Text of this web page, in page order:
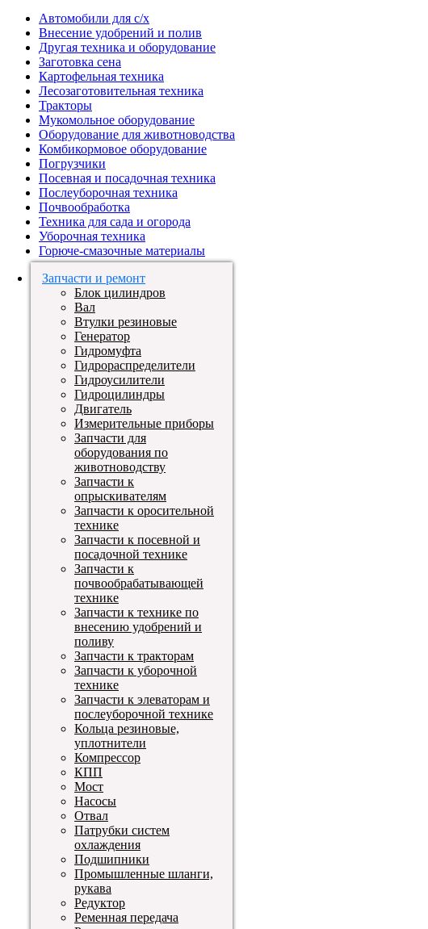
Автомобили для с/х
Внесение удобрений и полив
Другая техника и оборудование
Заготовка сена
Картофельная техника
Лесозаготовительная техника
Тракторы
Мукомольное оборудование
Оборудование для животноводства
Комбикормовое оборудование
Погрузчики
Посевная и посадочная техника
Послеуборочная техника
Почвообработка
Техника для сада и огорода
Уборочная техника
Горюче-смазочные материалы
Запчасти и ремонт
Блок цилиндров
Вал
Втулки резиновые
Генератор
Гидромуфта
Гидрораспределители
Гидроусилители
Гидроцилиндры
Двигатель
Измерительные приборы
Запчасти для
оборудования по
животноводству
Запчасти к
опрыскивателям
Запчасти к оросительной
технике
Запчасти к посевной и
посадочной технике
Запчасти к
почвообрабатывающей
технике
Запчасти к технике по
внесению удобрений и
поливу
Запчасти к тракторам
Запчасти к уборочной
технике
Запчасти к элеваторам и
послеуборочной технике
Кольца резиновые,
уплотнители
Компрессор
КПП
Мост
Насосы
Отвал
Патрубки систем
охлаждения
Подшипники
Промышленные шланги,
рукава
Редуктор
Ременная передача